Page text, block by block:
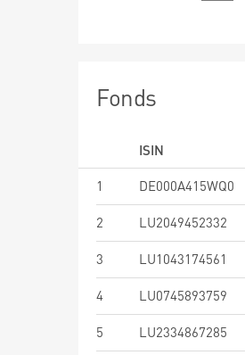
Fonds
ISIN
1
DE000A415WQ0
2 LU2049452332
3 LU1043174561
4 LU0745893759
5 LU2334867285